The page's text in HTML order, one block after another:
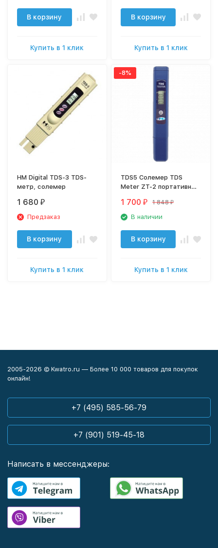
В корзину
Купить в 1 клик
В корзину
Купить в 1 клик
HM Digital TDS-3 TDS-
метр, солемер
1 680 ₽
Предзаказ
В корзину
Купить в 1 клик
-8%
TDS5 Солемер TDS
Meter ZT-2 портативный
1 700 ₽ 1 848 ₽
В наличии
В корзину
Купить в 1 клик
2005-2026 © Kwatro.ru — Более 10 000 товаров для покупок
онлайн!
+7 (495) 585-56-79
+7 (901) 519-45-18
Написать в мессенджеры: